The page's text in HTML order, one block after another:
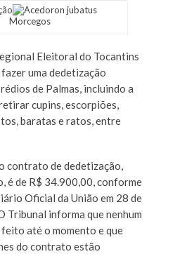
Morcegos
Eleitoral do Tocantins
uma dedetização
de Palmas, incluindo a
cupins, escorpiões,
baratas e ratos, entre
contrato de dedetização,
é de R$ 34.900,00, conforme
Oficial da União em 28 de
Tribunal informa que nenhum
até o momento e que
do contrato estão